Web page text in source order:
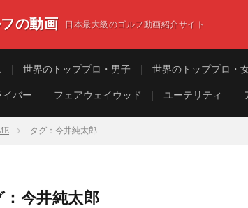
の動画 日本最大級のゴルフ動画紹介サイト
世界のトッププロ・男子 世界のトッププロ・
イバー フェアウェイウッド ユーテリティ
タグ：今井純太郎
：今井純太郎